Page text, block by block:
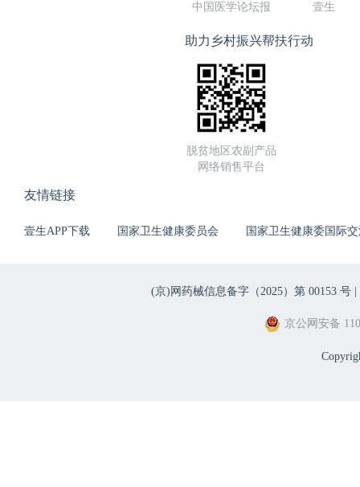
中国医学论坛报 壹生
助力乡村振兴帮扶行动
脱贫地区农副产品
网络销售平台
友情链接
壹生APP下载 国家卫生健康委员会 国家卫生健康委国际
(京)网药械信息备字（2025）第 00153 号 |
京公网安备